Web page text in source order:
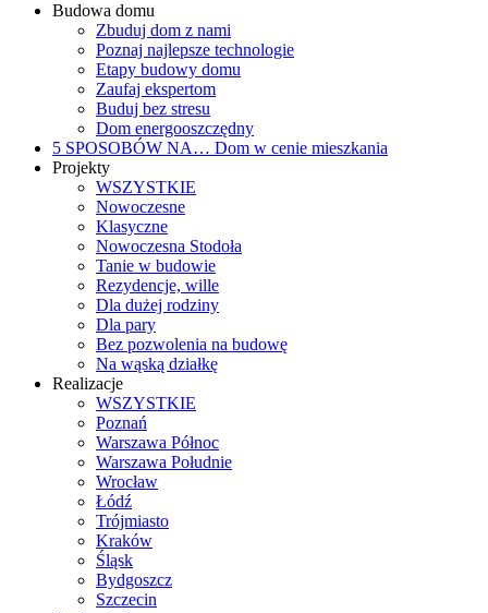
Budowa domu
Zbuduj dom z nami
Poznaj najlepsze technologie
Etapy budowy domu
Zaufaj ekspertom
Buduj bez stresu
Dom energooszczędny
5 SPOSOBÓW NA… Dom w cenie mieszkania
Projekty
WSZYSTKIE
Nowoczesne
Klasyczne
Nowoczesna Stodoła
Tanie w budowie
Rezydencje, wille
Dla dużej rodziny
Dla pary
Bez pozwolenia na budowę
Na wąską działkę
Realizacje
WSZYSTKIE
Poznań
Warszawa Północ
Warszawa Południe
Wrocław
Łódź
Trójmiasto
Kraków
Śląsk
Bydgoszcz
Szczecin